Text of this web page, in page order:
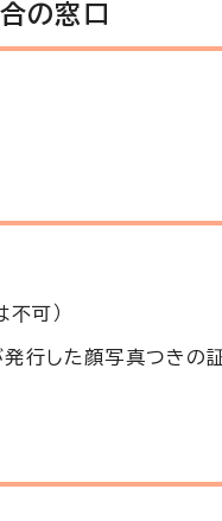
の窓口
可）
行した顔写真つきの証